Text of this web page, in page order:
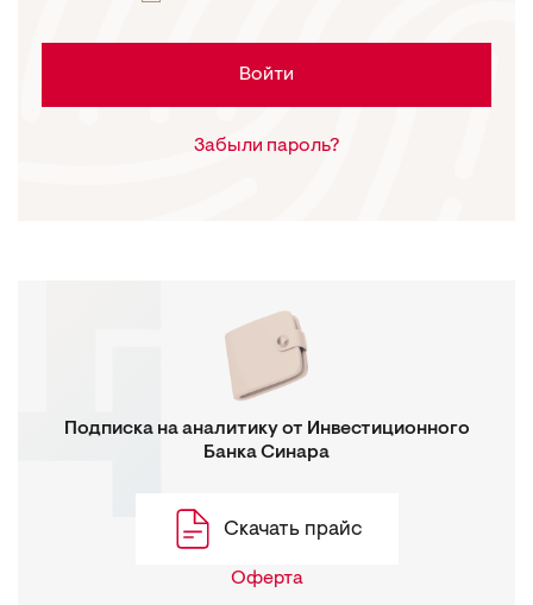
Войти
Забыли пароль?
Подписка на аналитику от Инвестиционного
Банка Синара
Скачать прайс
Оферта